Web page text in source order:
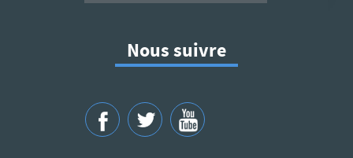
Nous suivre